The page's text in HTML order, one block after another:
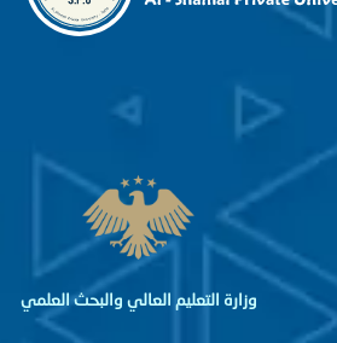
وزارة التعليم العالي والبحث العلمي